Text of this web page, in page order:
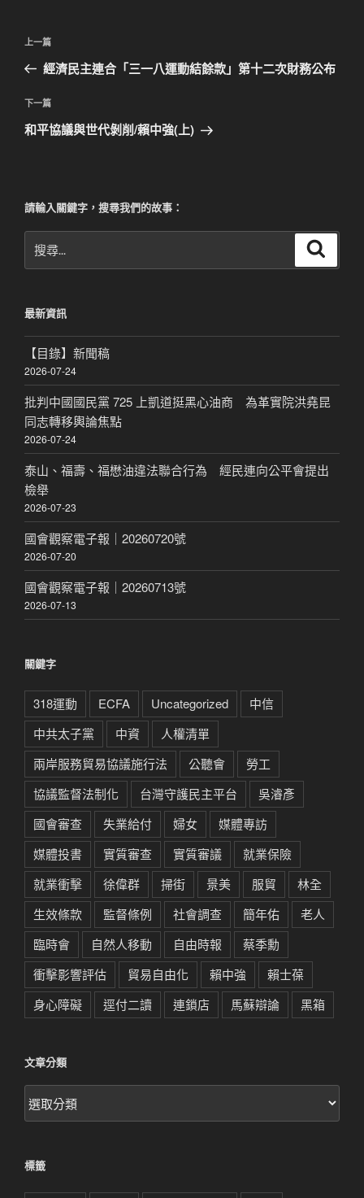
文
導
覽
上
一
文
章
上一篇
經濟民主連合「三一八運動結餘款」第十二次財務公布
下
一
下一篇
和平協議與世代剝削/賴中強(上)
請輸入關鍵字，搜尋我們的故事：
尋
字:
最新資訊
【目錄】新聞稿
2026-07-24
批判中國國民黨 725 上凱道挺黑心油商 為革實院洪堯昆
同志轉移輿論焦點
2026-07-24
泰山、福壽、福懋油違法聯合行為 經民連向公平會提出
檢舉
2026-07-23
國會觀察電子報｜20260720號
2026-07-20
國會觀察電子報｜20260713號
2026-07-13
關鍵字
318運動 ECFA Uncategorized
中信
中共太子黨
中資
人權清單
兩岸服務貿易協議施行法
公聽會
勞工
協議監督法制化
台灣守護民主平台
吳濬彥
國會審查
失業給付 婦女
媒體專訪
媒體投書
實質審查 實質審議
就業保險
就業衝擊
徐偉群 掃街 景美 服貿
林全
生效條款
監督條例 社會調查 簡年佑
老人
臨時會
自然人移動 自由時報
蔡季勳
衝擊影響評估
貿易自由化 賴中強
賴士葆
身心障礙
逕付二讀 連鎖店 馬蘇辯論 黑箱
文章分類
文
章
標籤